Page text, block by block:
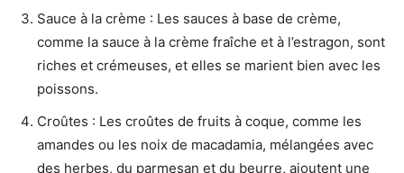
Sauce à la crème : Les sauces à base de crème,
comme la sauce à la crème fraîche et à l’estragon, sont
riches et crémeuses, et elles se marient bien avec les
poissons.
Croûtes : Les croûtes de fruits à coque, comme les
amandes ou les noix de macadamia, mélangées avec
des herbes, du parmesan et du beurre, ajoutent une